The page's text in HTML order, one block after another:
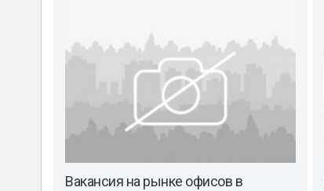
Вакансия на рынке офисов в